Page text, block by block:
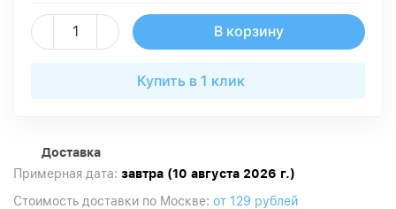
В корзину
Купить в 1 клик
Доставка
Примерная дата: завтра (10 августа 2026 г.)
Стоимость доставки по Москве: от 129 рублей